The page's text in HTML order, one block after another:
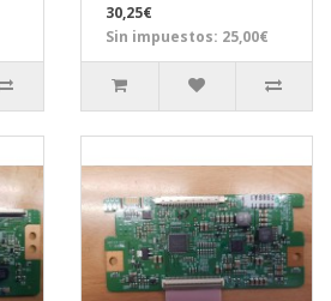
30,25€
Sin impuestos: 25,00€